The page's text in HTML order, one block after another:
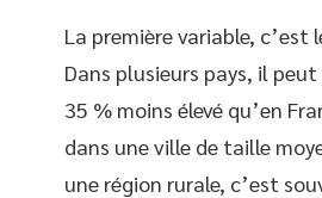
La première variable, c’est
Dans plusieurs pays, il peut
35 % moins élevé qu’en
dans une ville de taille
une région rurale, c’est